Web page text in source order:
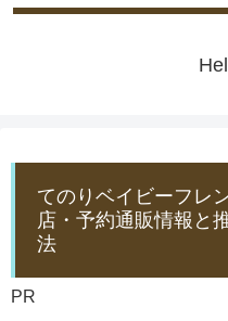
てのりベイビーフレ
店・予約通販情報と
法
PR